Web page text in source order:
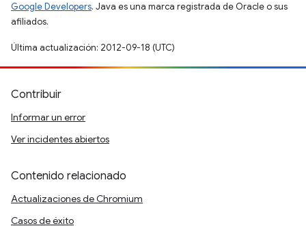
Google Developers. Java es una marca registrada de Oracle o sus
afiliados.
Última actualización: 2012-09-18 (UTC)
Contribuir
Informar un error
Ver incidentes abiertos
Contenido relacionado
Actualizaciones de Chromium
Casos de éxito